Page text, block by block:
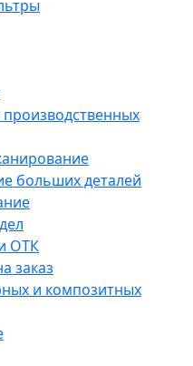
больших деталей
ОТК
заказ
и композитных